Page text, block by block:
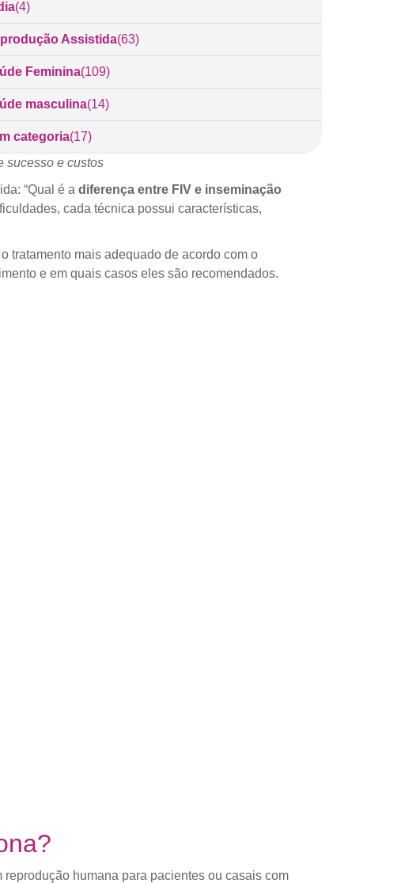
(4)
Assistida(63)
Feminina(109)
masculina(14)
categoria(17)
sucesso e custos
“Qual é a diferença entre FIV e inseminação
cada técnica possui características,
tratamento mais adequado de acordo com o
e em quais casos eles são recomendados.
humana para pacientes ou casais com